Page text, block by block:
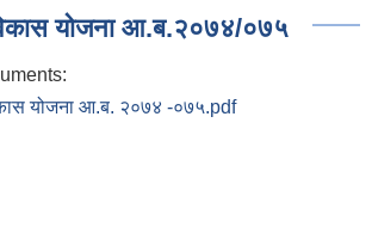
योजना आ.ब.२०७४/०७५
योजना आ.ब. २०७४ -०७५.pdf